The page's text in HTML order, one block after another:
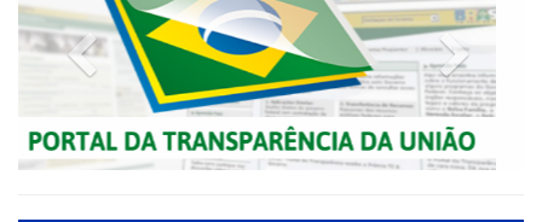
Previous